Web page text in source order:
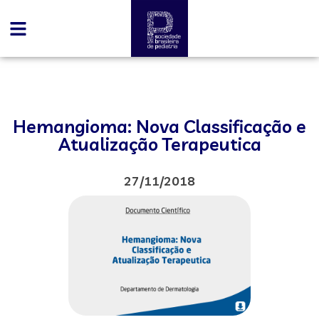
Hemangioma: Nova Classificação e
Atualização Terapeutica
27/11/2018